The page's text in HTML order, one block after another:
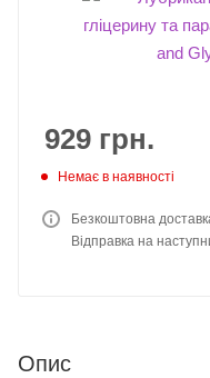
929 грн.
Немає в наявності
Безкоштовна
Відправка на
Опис